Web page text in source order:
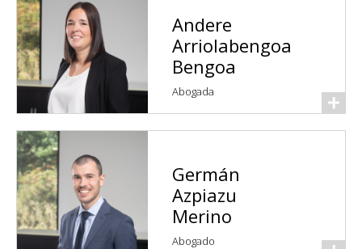
Andere
Arriolabengoa
Bengoa
Abogada
Germán
Azpiazu
Merino
Abogado